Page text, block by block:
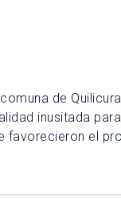
de
inusitada
favorecieron el